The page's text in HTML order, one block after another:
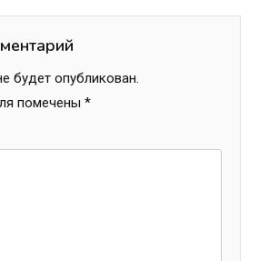
будет опубликован.
помечены *